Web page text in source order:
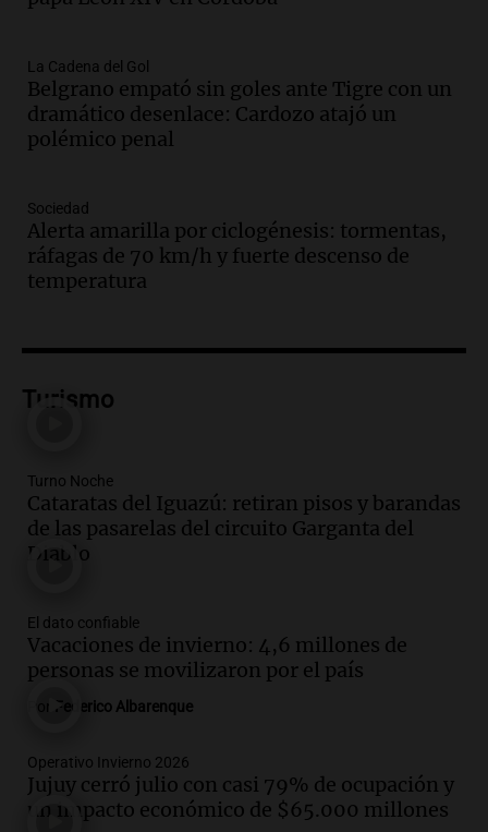
Audio.Boca se impone a Estudiantes
con gol de Azcácibar en un sólido
desempeño del equipo
Noticias
Audio.
victoria ante Estudiantes gracias al gol
de Santiago Azcácibar
Noticias
Episodios
con la política, advierte el consultor
Panorama Federal
Febrero al 6100 y terminó
hospitalizado
Noticias Rosario
Episodios
mil los escapes libres y sancionará las
"hordas" de motos
Radioinforme 3
Continúan audiencias en caso de
exponen graves irregularidades
Noticias
Episodios
La Cadena del Gol
Belgrano empató sin goles ante Tigre con un
dramático desenlace: Cardozo atajó un
polémico penal
Sociedad
Alerta amarilla por ciclogénesis: tormentas,
ráfagas de 70 km/h y fuerte descenso de
temperatura
Turismo
Turno Noche
Cataratas del Iguazú: retiran pisos y barandas
de las pasarelas del circuito Garganta del
Diablo
El dato confiable
Vacaciones de invierno: 4,6 millones de
personas se movilizaron por el país
Federico Albarenque
Operativo Invierno 2026
Jujuy cerró julio con casi 79% de ocupación y
un impacto económico de $65.000 millones